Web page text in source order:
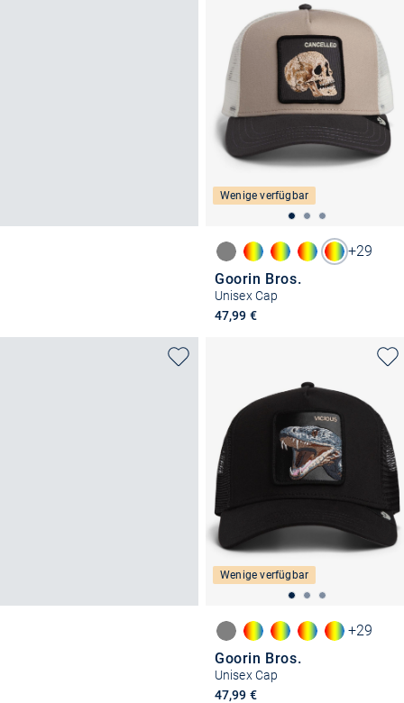
Wenige verfügbar
+29
Goorin Bros.
Unisex Cap
47,99 €
Wenige verfügbar
+29
Goorin Bros.
Unisex Cap
47,99 €